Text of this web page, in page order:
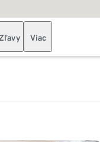
Viac